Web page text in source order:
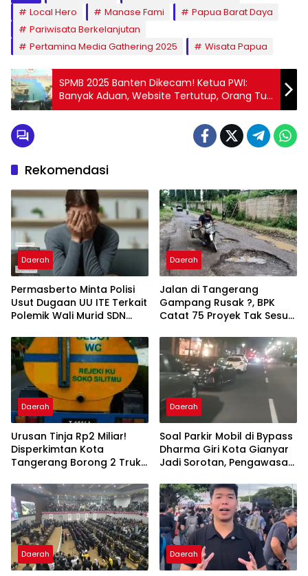
Local Hero
Manase Fami
Papua Barat Daya
Pariwisata Berkelanjutan
Pertamina Media Gathering 2025
Wisata Papua
SPMB 2025 Banten Dikecam! Ketua PWI:
Banyak Aduan, Website Tertutup, Orang Tua
Resah
Rekomendasi
Daerah
Permasberto Minta Polisi
Usut Dugaan UU ITE Terkait
Polemik Wali Murid SDN
Daerah
Jalan di Tangerang
Gampang Rusak ?, BPK
Catat 75 Proyek Tak Sesuai
Daerah
Urusan Tinja Rp2 Miliar!
Disperkimtan Kota
Tangerang Borong 2 Truk
Daerah
Soal Parkir Mobil di Bypass
Dharma Giri Kota Gianyar
Jadi Sorotan, Pengawasan
Daerah Daerah